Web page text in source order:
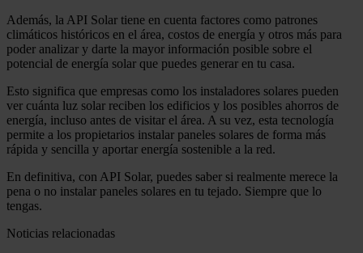
Además, la API Solar tiene en cuenta factores como patrones
climáticos históricos en el área, costos de energía y otros más para
poder analizar y darte la mayor información posible sobre el
potencial de energía solar que puedes generar en tu casa.
Esto significa que empresas como los instaladores solares pueden
ver cuánta luz solar reciben los edificios y los posibles ahorros de
energía, incluso antes de visitar el área. A su vez, esta tecnología
permite a los propietarios instalar paneles solares de forma más
rápida y sencilla y aportar energía sostenible a la red.
En definitiva, con API Solar, puedes saber si realmente merece la
pena o no instalar paneles solares en tu tejado. Siempre que lo
tengas.
Noticias relacionadas